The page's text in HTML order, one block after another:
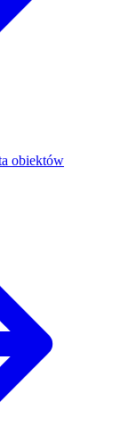
obiektów